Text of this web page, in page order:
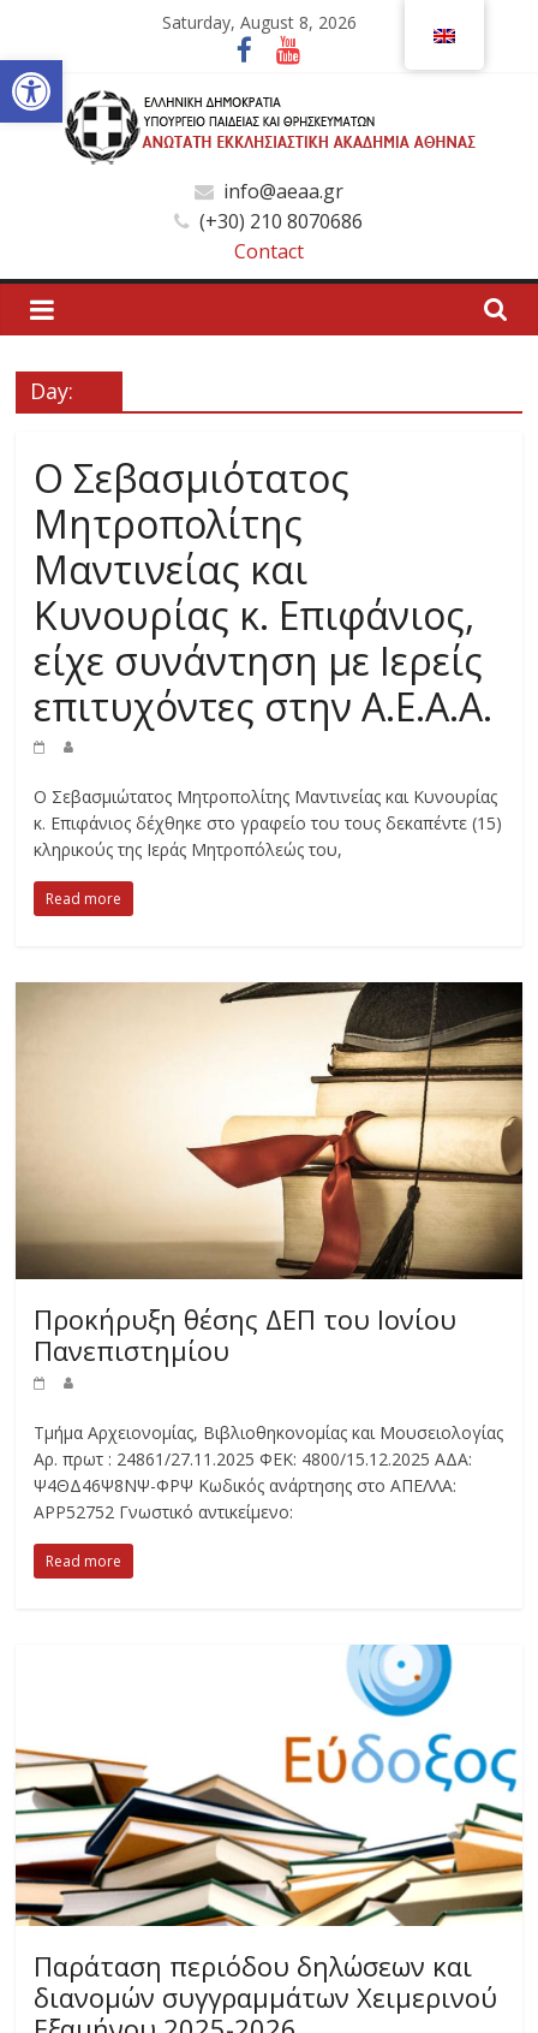
Open toolbar
content
Saturday, August 8, 2026
Ανώτατη
Εκκλησιαστική
Ακαδημία
Αθηνών
Εκκλησιαστική
Ακαδημία
Αθηνών
info@aeaa.gr
(+30) 210 8070686
Contact
Day:
Ο Σεβασμιότατος
Μητροπολίτης
Μαντινείας και
Κυνουρίας κ. Επιφάνιος,
είχε συνάντηση με Ιερείς
επιτυχόντες στην Α.Ε.Α.Α.
Ο Σεβασμιώτατος Μητροπολίτης Μαντινείας και Κυνουρίας
κ. Επιφάνιος δέχθηκε στο γραφείο του τους δεκαπέντε (15)
κληρικούς της Ιεράς Μητροπόλεώς του,
Read more
Προκήρυξη θέσης ΔΕΠ του Ιονίου
Πανεπιστημίου
Τμήμα Αρχειονομίας, Βιβλιοθηκονομίας και Μουσειολογίας
Αρ. πρωτ : 24861/27.11.2025 ΦΕΚ: 4800/15.12.2025 ΑΔΑ:
Ψ4ΘΔ46Ψ8ΝΨ-ΦΡΨ Κωδικός ανάρτησης στο ΑΠΕΛΛΑ:
ΑΡΡ52752 Γνωστικό αντικείμενο:
Read more
Παράταση περιόδου δηλώσεων και
διανομών συγγραμμάτων Χειμερινού